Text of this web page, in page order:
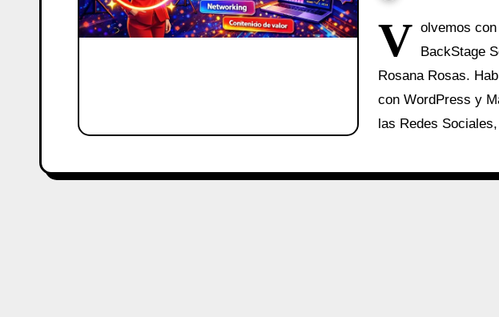
V olvemos
BackStage
Rosana Rosas.
con WordPress y
las Redes